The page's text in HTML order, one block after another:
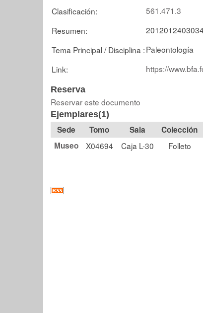
Clasificación:
561.471.3
Resumen:
Tema Principal / Disciplina :Paleontología
Link:
https://
Reserva
Reservar este documento
Ejemplares(1)
Tomo Sala Colección
Museo
X04694 Caja L-30 Folleto